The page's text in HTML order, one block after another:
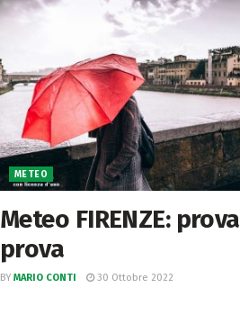
METEO
Meteo FIRENZE: prova
prova
BY MARIO CONTI 30 Ottobre 2022